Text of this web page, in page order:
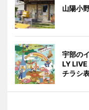
山陽小
宇部の
LY
チラシ